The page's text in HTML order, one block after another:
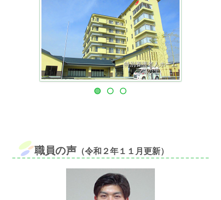
特別養護老人ホーム
三園の里
職員の声 （令和２年１１月更新）